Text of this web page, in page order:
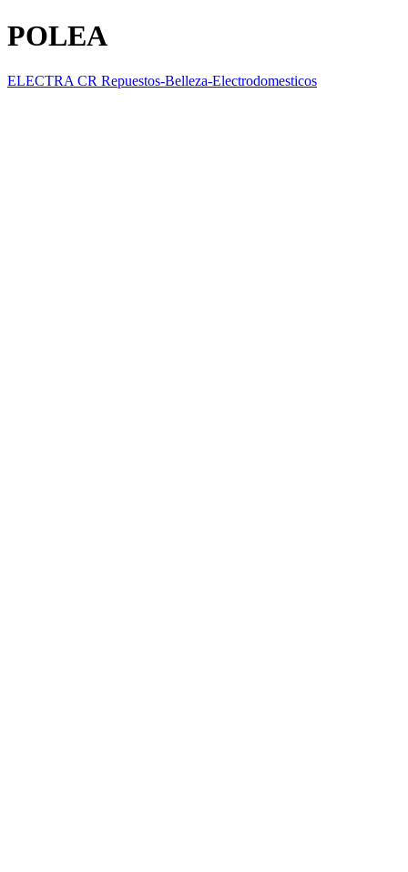
POLEA
ELECTRA CR Repuestos-Belleza-Electrodomesticos